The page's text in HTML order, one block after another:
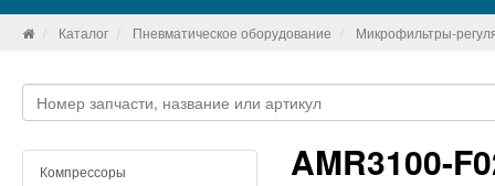
Каталог Пневматическое оборудование Микрофильтры-
Компрессоры AMR3100-